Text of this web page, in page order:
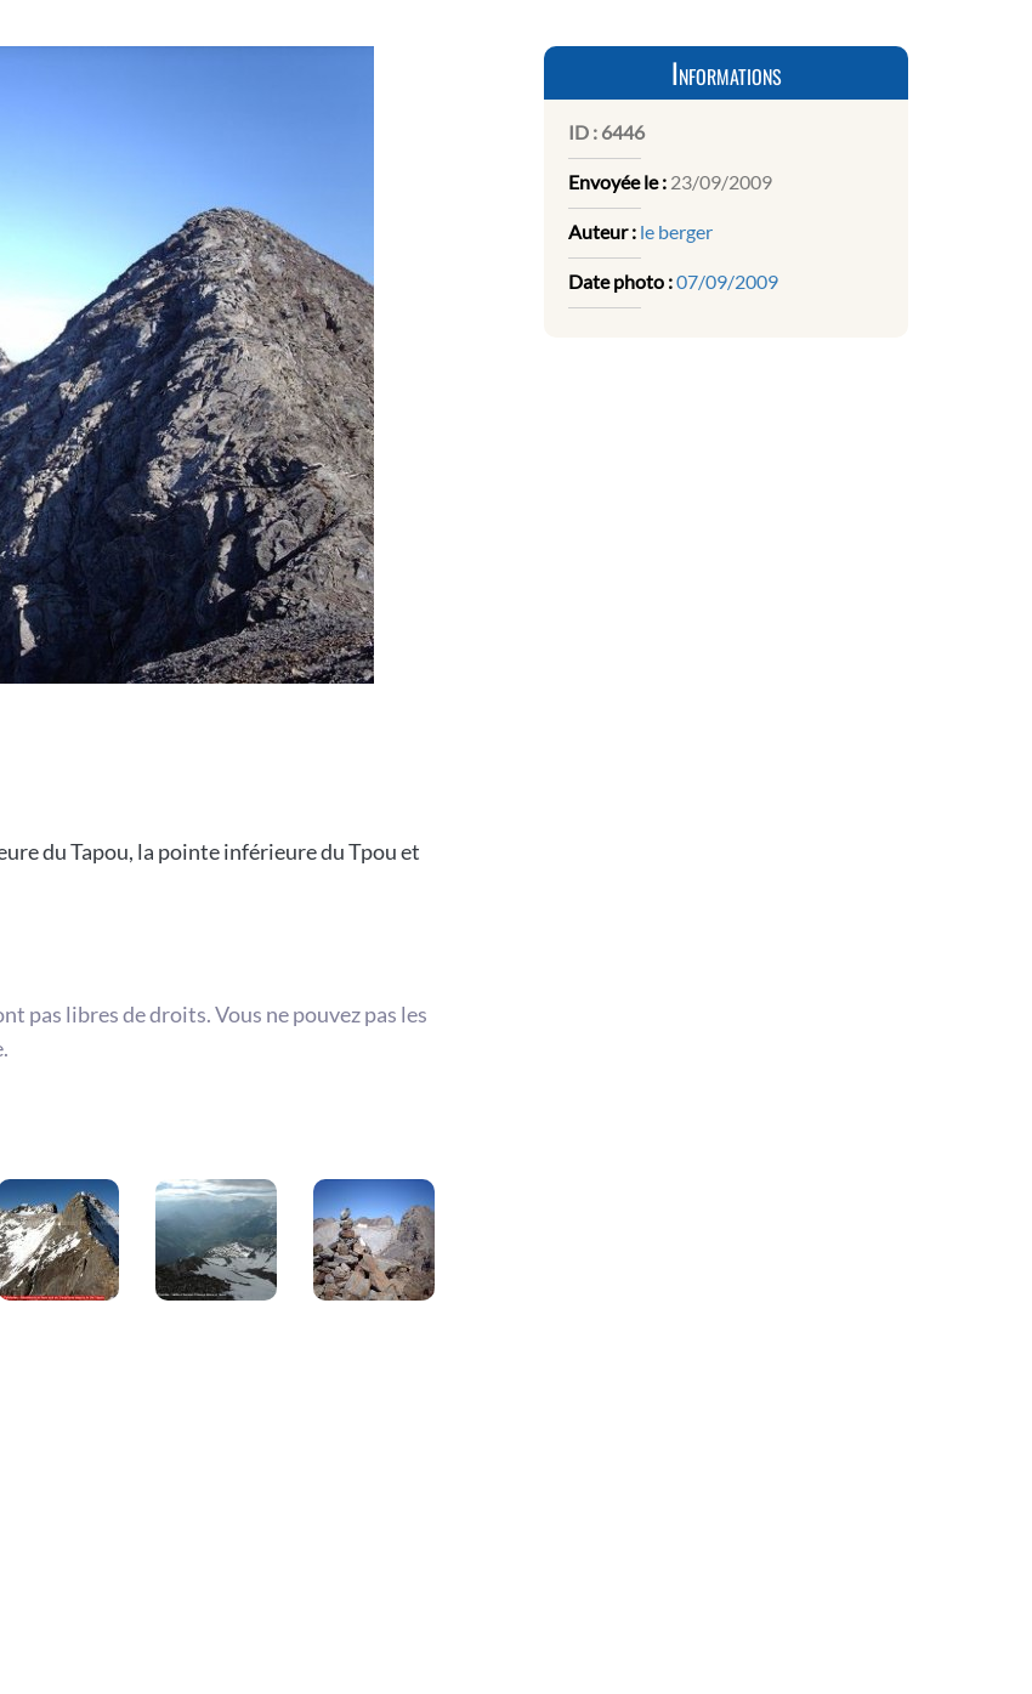
du Tapou, la pointe inférieure du Tpou et
pas libres de droits. Vous ne pouvez pas les
Informations
ID : 6446
Envoyée le : 23/09/2009
Auteur : le berger
Date photo :07/09/2009